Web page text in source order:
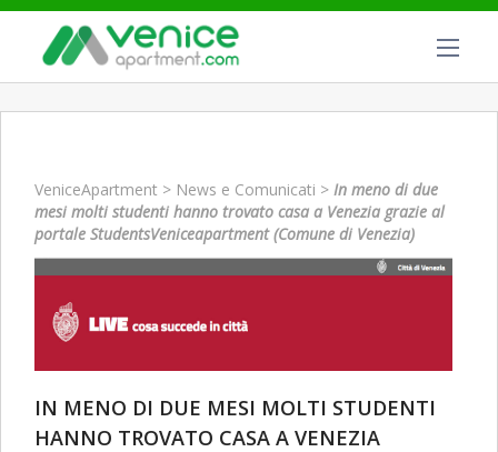
VeniceApartment > News e Comunicati > In meno di due
mesi molti studenti hanno trovato casa a Venezia grazie al
portale StudentsVeniceapartment (Comune di Venezia)
IN MENO DI DUE MESI MOLTI STUDENTI
HANNO TROVATO CASA A VENEZIA